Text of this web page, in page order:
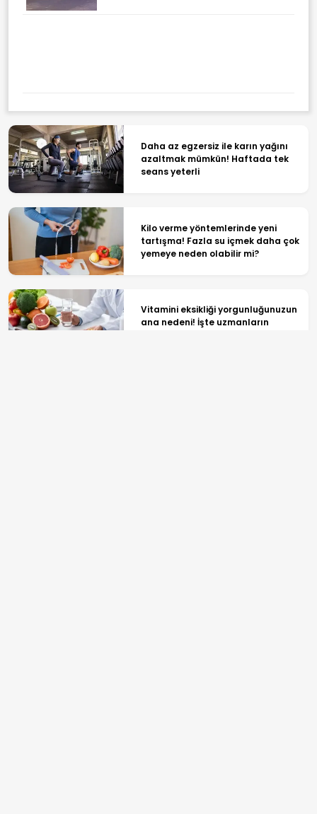
Daha az egzersiz ile karın yağını
azaltmak mümkün! Haftada tek
seans yeterli
Kilo verme yöntemlerinde yeni
tartışma! Fazla su içmek daha çok
yemeye neden olabilir mi?
Vitamini eksikliği yorgunluğunuzun
ana nedeni! İşte uzmanların